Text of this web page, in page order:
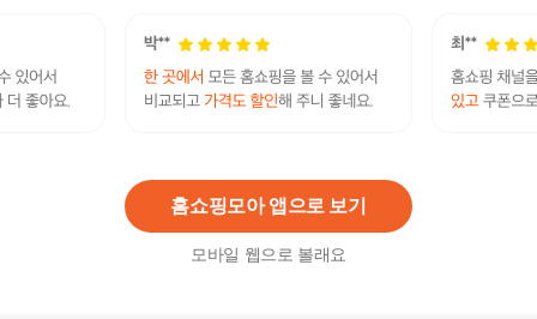
홈쇼핑모아 앱으로 보기
모바일 웹으로 볼래요
AI 무풍클래식 에어컨 AF70F19D24LRT 홈멀티 화